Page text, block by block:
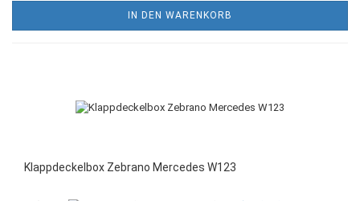
IN DEN WARENKORB
Klappdeckelbox Zebrano Mercedes W123